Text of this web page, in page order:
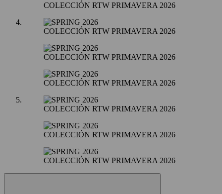
COLECCIÓN RTW PRIMAVERA 2026
COLECCIÓN RTW PRIMAVERA 2026
COLECCIÓN RTW PRIMAVERA 2026
COLECCIÓN RTW PRIMAVERA 2026
COLECCIÓN RTW PRIMAVERA 2026
COLECCIÓN RTW PRIMAVERA 2026
COLECCIÓN RTW PRIMAVERA 2026